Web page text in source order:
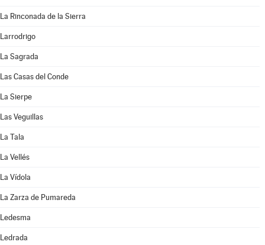
La Rinconada de la Sierra
Larrodrigo
La Sagrada
Las Casas del Conde
La Sierpe
Las Veguillas
La Tala
La Vellés
La Vídola
La Zarza de Pumareda
Ledesma
Ledrada